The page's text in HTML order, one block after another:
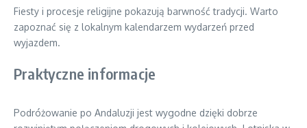
Fiesty i procesje religijne pokazują barwność tradycji. Warto
zapoznać się z lokalnym kalendarzem wydarzeń przed
wyjazdem.
Praktyczne informacje
Podróżowanie po Andaluzji jest wygodne dzięki dobrze